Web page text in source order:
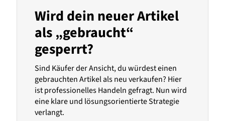
Wird dein neuer Artikel
als „gebraucht“
gesperrt?
Sind Käufer der Ansicht, du würdest einen
gebrauchten Artikel als neu verkaufen? Hier
ist professionelles Handeln gefragt. Nun wird
eine klare und lösungsorientierte Strategie
verlangt.